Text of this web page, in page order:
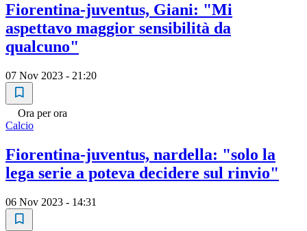
Fiorentina-juventus, Giani: "Mi
aspettavo maggior sensibilità da
qualcuno"
07 Nov 2023 - 21:20
Ora per ora
Calcio
Fiorentina-juventus, nardella: "solo la
lega serie a poteva decidere sul rinvio"
06 Nov 2023 - 14:31